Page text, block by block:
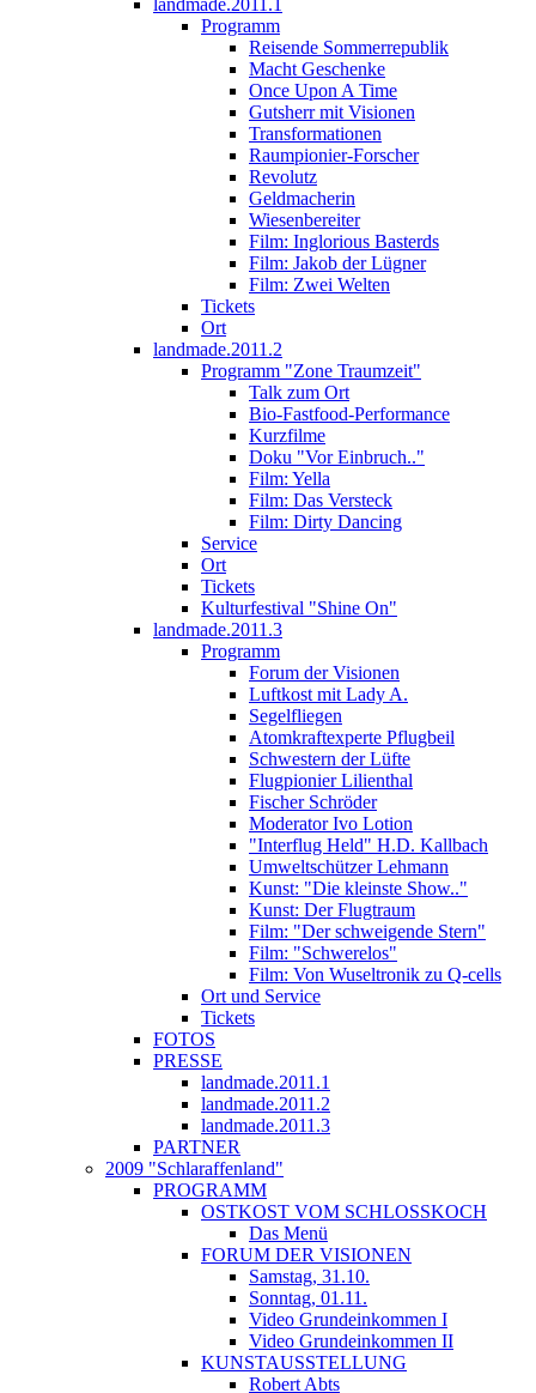
landmade.2011.1
Programm
Reisende Sommerrepublik
Macht Geschenke
Once Upon A Time
Gutsherr mit Visionen
Transformationen
Raumpionier-Forscher
Revolutz
Geldmacherin
Wiesenbereiter
Film: Inglorious Basterds
Film: Jakob der Lügner
Film: Zwei Welten
Tickets
Ort
landmade.2011.2
Programm "Zone Traumzeit"
Talk zum Ort
Bio-Fastfood-Performance
Kurzfilme
Doku "Vor Einbruch.."
Film: Yella
Film: Das Versteck
Film: Dirty Dancing
Service
Ort
Tickets
Kulturfestival "Shine On"
landmade.2011.3
Programm
Forum der Visionen
Luftkost mit Lady A.
Segelfliegen
Atomkraftexperte Pflugbeil
Schwestern der Lüfte
Flugpionier Lilienthal
Fischer Schröder
Moderator Ivo Lotion
"Interflug Held" H.D. Kallbach
Umweltschützer Lehmann
Kunst: "Die kleinste Show.."
Kunst: Der Flugtraum
Film: "Der schweigende Stern"
Film: "Schwerelos"
Film: Von Wuseltronik zu Q-cells
Ort und Service
Tickets
FOTOS
PRESSE
landmade.2011.1
landmade.2011.2
landmade.2011.3
PARTNER
2009 "Schlaraffenland"
PROGRAMM
OSTKOST VOM SCHLOSSKOCH
Das Menü
FORUM DER VISIONEN
Samstag, 31.10.
Sonntag, 01.11.
Video Grundeinkommen I
Video Grundeinkommen II
KUNSTAUSSTELLUNG
Robert Abts